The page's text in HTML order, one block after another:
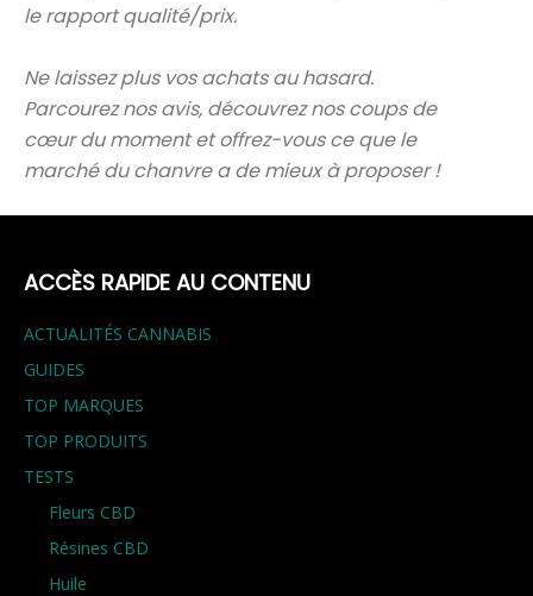
le rapport qualité/prix.
Ne laissez plus vos achats au hasard.
Parcourez nos avis, découvrez nos coups de
cœur du moment et offrez-vous ce que le
marché du chanvre a de mieux à proposer !
ACCÈS RAPIDE AU CONTENU
ACTUALITÉS CANNABIS
GUIDES
TOP MARQUES
TOP PRODUITS
TESTS
Fleurs CBD
Résines CBD
Huile